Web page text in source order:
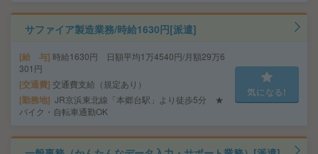
サファイア製造業務/時給1630円[派遣]
給 与 時給1630円 日額平均1万4540円/月額29万6
301円
交通費 交通費支給（規定あり）
勤務地 JR京浜東北線「本郷台駅」より徒歩5分 ★
バイク・自転車通勤OK
気になる!